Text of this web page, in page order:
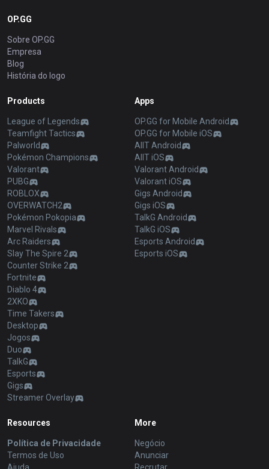
OP.GG
Sobre OP.GG
Empresa
Blog
História do logo
Products
League of Legends
Teamfight Tactics
Palworld
Pokémon Champions
Valorant
PUBG
ROBLOX
OVERWATCH2
Pokémon Pokopia
Marvel Rivals
Arc Raiders
Slay The Spire 2
Counter Strike 2
Fortnite
Diablo 4
2XKO
Time Takers
Desktop
Jogos
Duo
TalkG
Esports
Gigs
Streamer Overlay
Apps
OP.GG for Mobile Android
OP.GG for Mobile iOS
AllT Android
AllT iOS
Valorant Android
Valorant iOS
Gigs Android
Gigs iOS
TalkG Android
TalkG iOS
Esports Android
Esports iOS
Resources
Política de Privacidade
Termos de Uso
More
Negócio
Anunciar